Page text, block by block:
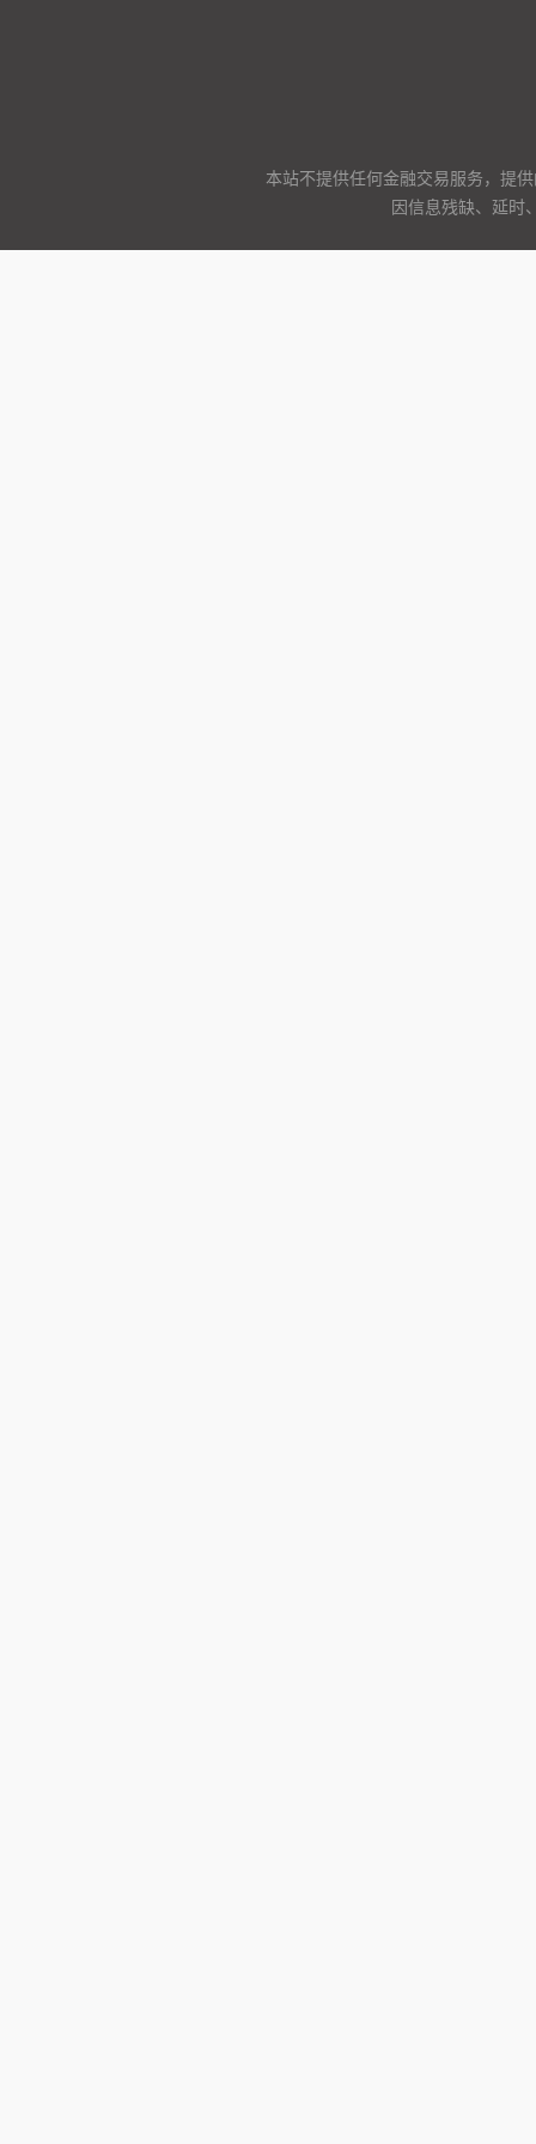
本站不提供任何金融交易服务，提
因信息残缺、延时